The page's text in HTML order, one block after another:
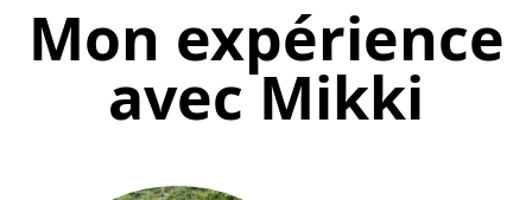
Mon expérience
avec Mikki